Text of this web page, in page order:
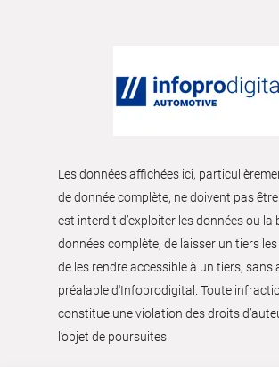
Les données affichées ici,
de donnée complète, ne doivent pas être
est interdit d’exploiter les données ou la
données complète, de laisser un tiers
de les rendre accessible à un tiers, sans
préalable d'Infoprodigital. Toute
constitue une violation des droits
l’objet de poursuites.